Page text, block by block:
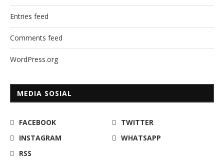
Entries feed
Comments feed
WordPress.org
MEDIA SOSIAL
FACEBOOK
TWITTER
INSTAGRAM
WHATSAPP
RSS